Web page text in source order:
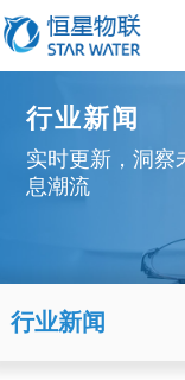
行业新闻
实时更新，洞
息潮流
行业新闻